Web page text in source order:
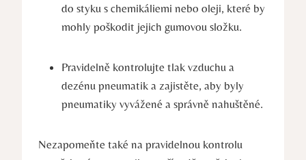
do styku s chemikáliemi nebo oleji, které by
mohly poškodit jejich gumovou složku.
Pravidelně kontrolujte tlak vzduchu a
dezénu pneumatik a zajistěte, aby byly
pneumatiky vyvážené a správně nahuštěné.
Nezapomeňte také na pravidelnou kontrolu